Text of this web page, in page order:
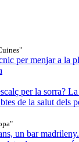
per menjar a la
per la sorra?
de la salut dels
un bar